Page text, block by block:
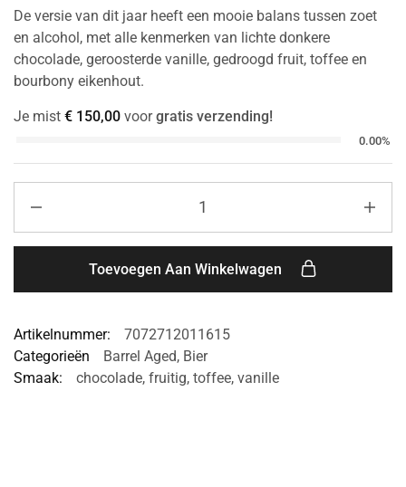
De versie van dit jaar heeft een mooie balans tussen zoet
en alcohol, met alle kenmerken van lichte donkere
chocolade, geroosterde vanille, gedroogd fruit, toffee en
bourbony eikenhout.
Je mist € 150,00 voorgratis verzending!
0.00%
Toevoegen Aan Winkelwagen
Artikelnummer:
7072712011615
Categorieën
Barrel Aged, Bier
Smaak:
chocolade, fruitig, toffee, vanille